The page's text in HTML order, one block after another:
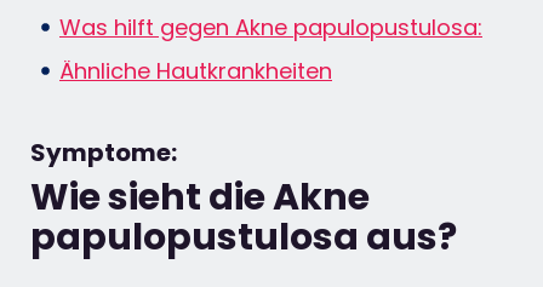
Was hilft gegen Akne papulopustulosa:
Ähnliche Hautkrankheiten
Symptome:
Wie sieht die Akne
papulopustulosa aus?